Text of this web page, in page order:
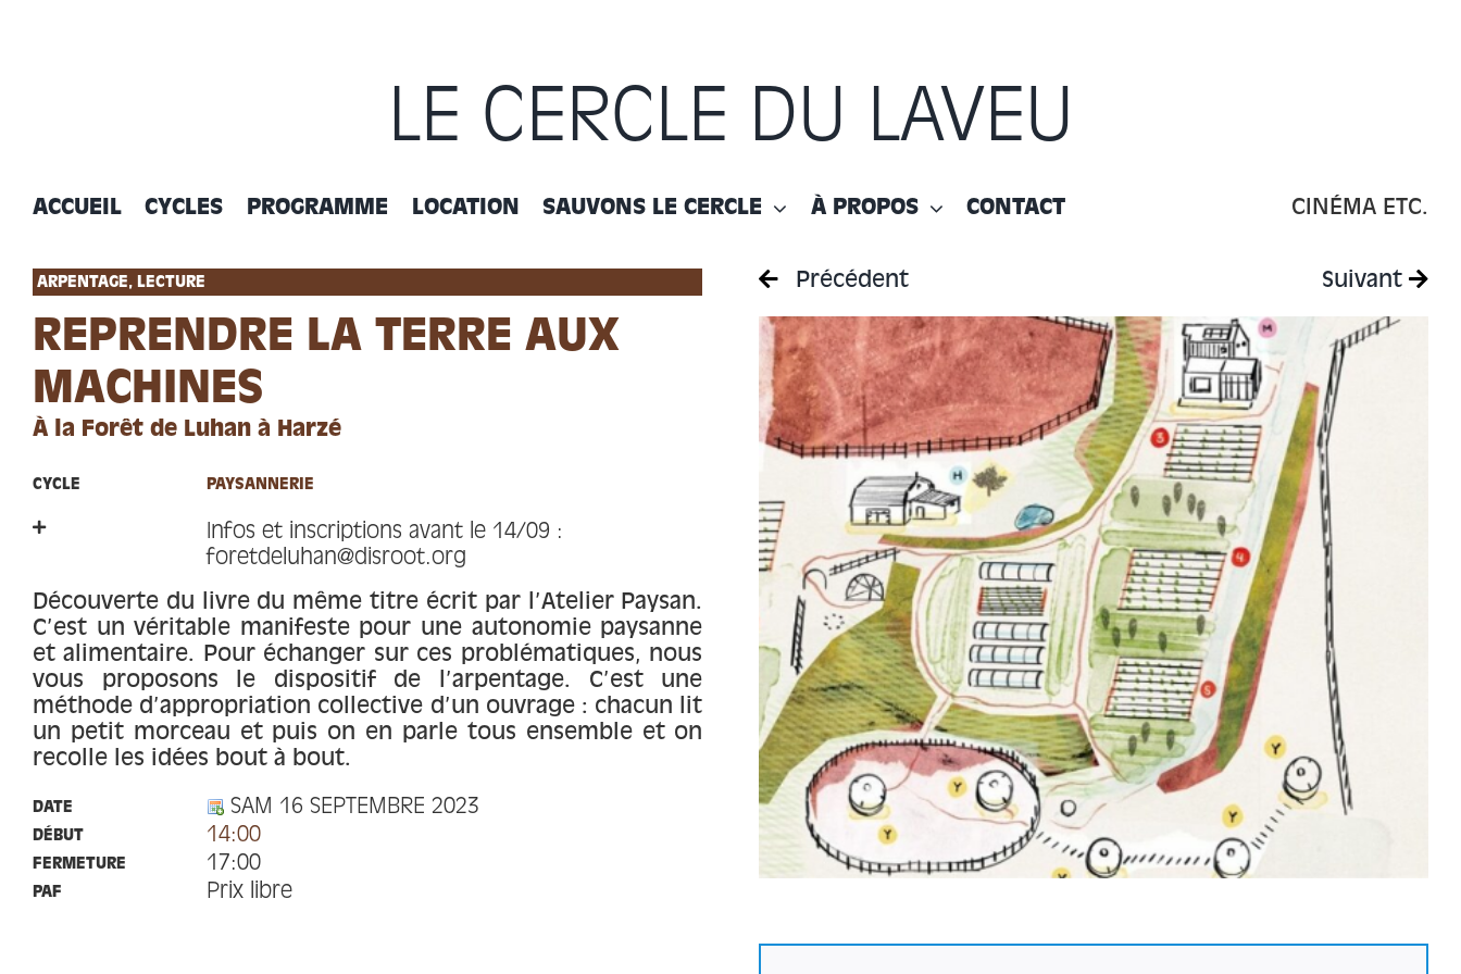
LE CERCLE DU LAVEU
ACCUEIL CYCLES PROGRAMME LOCATION SAUVONS LE CERCLE À PROPOS CONTACT CINÉMA ETC.
ARPENTAGE, LECTURE
REPRENDRE LA TERRE AUX
MACHINES
À la Forêt de Luhan à Harzé
CYCLE PAYSANNERIE
Infos et inscriptions avant le 14/09 :
foretdeluhan@disroot.org
Découverte du livre du même titre écrit par l’Atelier Paysan.
C’est un véritable manifeste pour une autonomie paysanne
et alimentaire. Pour échanger sur ces problématiques, nous
vous proposons le dispositif de l’arpentage. C’est une
méthode d’appropriation collective d’un ouvrage : chacun lit
un petit morceau et puis on en parle tous ensemble et on
recolle les idées bout à bout.
DATE SAM 16 SEPTEMBRE 2023
DÉBUT 14:00
FERMETURE 17:00
PAF Prix libre
Précédent Suivant